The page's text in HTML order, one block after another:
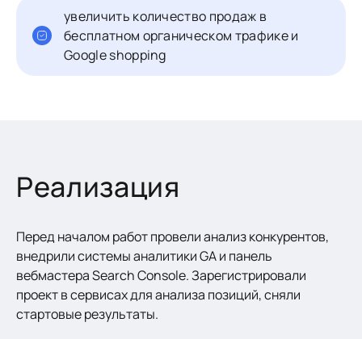
увеличить количество продаж в
бесплатном органическом трафике и
Google shopping
Реализация
Перед началом работ провели анализ конкурентов,
внедрили системы аналитики GA и панель
вебмастера Search Console. Зарегистрировали
проект в сервисах для анализа позиций, сняли
стартовые результаты.